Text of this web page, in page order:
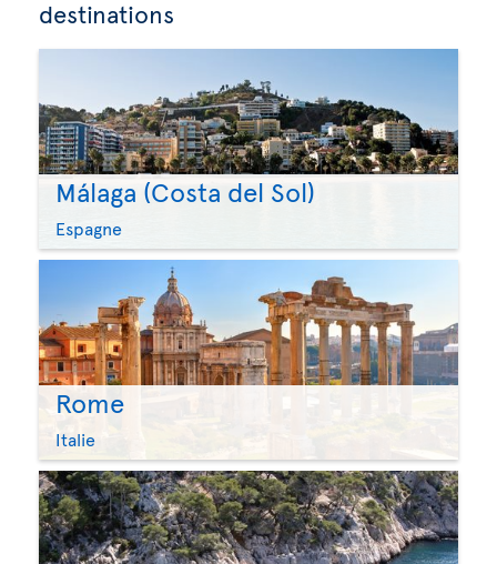
destinations
Málaga (Costa del Sol)
Espagne
Rome
Italie